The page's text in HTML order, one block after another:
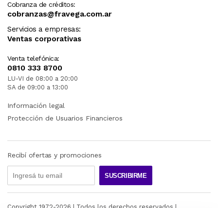
Cobranza de créditos:
cobranzas@fravega.com.ar
Servicios a empresas:
Ventas corporativas
Venta telefónica:
0810 333 8700
LU-VI de 08:00 a 20:00
SA de 09:00 a 13:00
Información legal
Protección de Usuarios Financieros
Recibí ofertas y promociones
SUSCRIBIRME